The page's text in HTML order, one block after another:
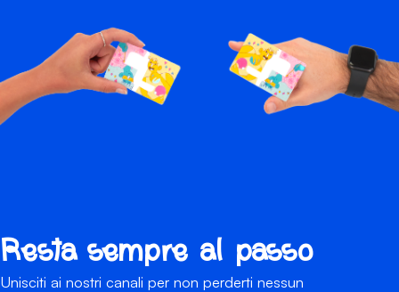
Resta sempre al passo
Unisciti ai nostri canali per non perderti nessun